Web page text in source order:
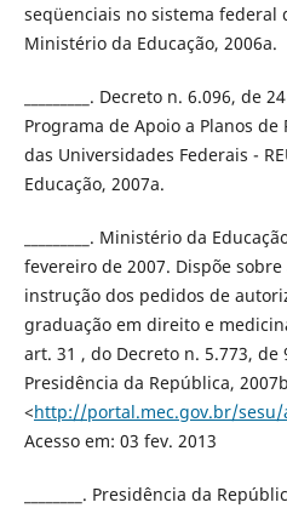
seqüenciais no sistema federal
Ministério da Educação, 2006a.
_________. Decreto n. 6.096,
Programa de Apoio a Planos
das Universidades Federais -
Educação, 2007a.
_________. Ministério da
fevereiro de 2007. Dispõe
instrução dos pedidos de
graduação em direito e
art. 31 , do Decreto n. 5.773,
Presidência da República,
<http://portal.mec.gov.br/
Acesso em: 03 fev. 2013
________. Presidência da